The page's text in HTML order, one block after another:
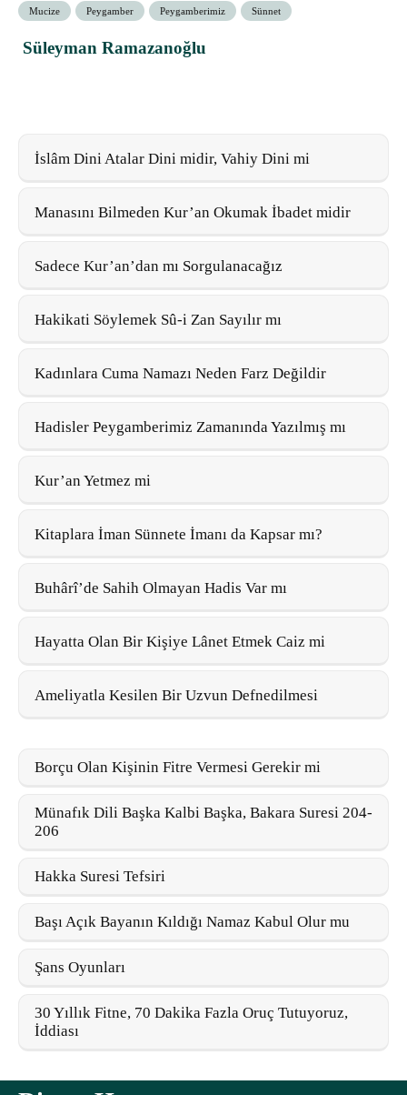
Mucize Peygamber Peygamberimiz Sünnet
Süleyman Ramazanoğlu
İslâm Dini Atalar Dini midir, Vahiy Dini mi
Manasını Bilmeden Kur’an Okumak İbadet midir
Sadece Kur’an’dan mı Sorgulanacağız
Hakikati Söylemek Sû-i Zan Sayılır mı
Kadınlara Cuma Namazı Neden Farz Değildir
Hadisler Peygamberimiz Zamanında Yazılmış mı
Kur’an Yetmez mi
Kitaplara İman Sünnete İmanı da Kapsar mı?
Buhârî’de Sahih Olmayan Hadis Var mı
Hayatta Olan Bir Kişiye Lânet Etmek Caiz mi
Ameliyatla Kesilen Bir Uzvun Defnedilmesi
Borçu Olan Kişinin Fitre Vermesi Gerekir mi
Münafık Dili Başka Kalbi Başka, Bakara Suresi 204-
206
Hakka Suresi Tefsiri
Başı Açık Bayanın Kıldığı Namaz Kabul Olur mu
Şans Oyunları
30 Yıllık Fitne, 70 Dakika Fazla Oruç Tutuyoruz,
İddiası